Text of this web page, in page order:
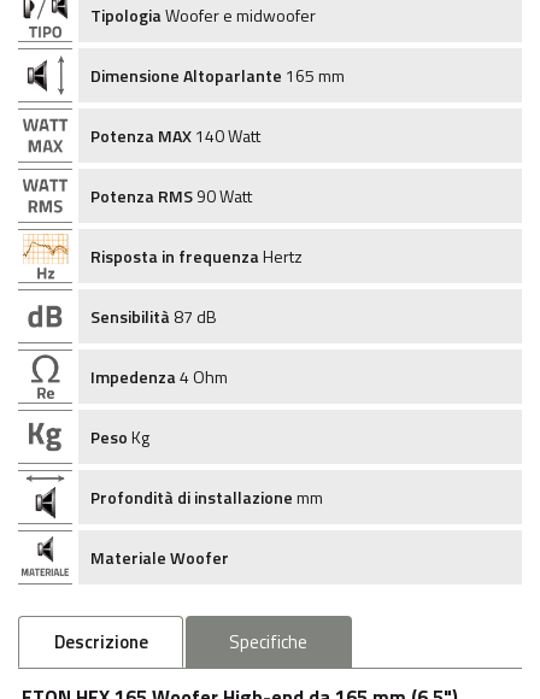
TipologiaWoofer e midwoofer
Dimensione Altoparlante 165 mm
Potenza MAX140 Watt
Potenza RMS90 Watt
Risposta in frequenzaHertz
Sensibilità87 dB
Impedenza4 Ohm
PesoKg
Profondità di installazionemm
Materiale Woofer
Descrizione Specifiche